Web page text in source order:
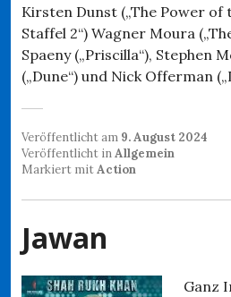
Kirsten Dunst („The Power of
Staffel 2“) Wagner Moura
Spaeny („Priscilla“), Stephen
(„Dune“) und Nick Offerman
Veröffentlicht am 9. August 2024
Veröffentlicht inAllgemein
Markiert mitAction
Jawan
Ganz